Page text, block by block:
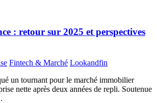
: retour sur 2025 et perspectives
Fintech & Marché Lookandfin
un tournant pour le marché immobilier
nette après deux années de repli. Soutenue